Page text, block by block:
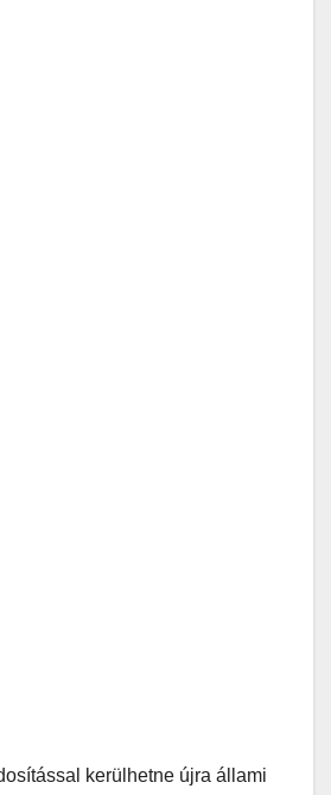
kerülhetne újra állami